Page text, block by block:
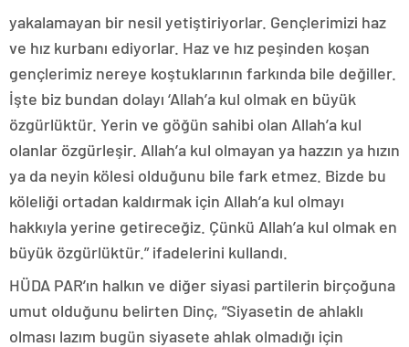
yakalamayan bir nesil yetiştiriyorlar. Gençlerimizi haz
ve hız kurbanı ediyorlar. Haz ve hız peşinden koşan
gençlerimiz nereye koştuklarının farkında bile değiller.
İşte biz bundan dolayı ‘Allah’a kul olmak en büyük
özgürlüktür. Yerin ve göğün sahibi olan Allah’a kul
olanlar özgürleşir. Allah’a kul olmayan ya hazzın ya hızın
ya da neyin kölesi olduğunu bile fark etmez. Bizde bu
köleliği ortadan kaldırmak için Allah’a kul olmayı
hakkıyla yerine getireceğiz. Çünkü Allah’a kul olmak en
büyük özgürlüktür.” ifadelerini kullandı.
HÜDA PAR’ın halkın ve diğer siyasi partilerin birçoğuna
umut olduğunu belirten Dinç, “Siyasetin de ahlaklı
olması lazım bugün siyasete ahlak olmadığı için